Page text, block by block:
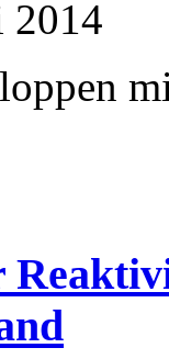
2014